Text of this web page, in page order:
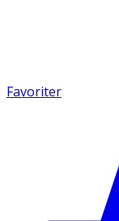
Favoriter